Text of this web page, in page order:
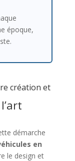
époque,
création et
démarche
en
le design et